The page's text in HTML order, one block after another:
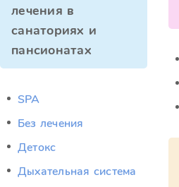
лечения в
санаториях и
пансионатах
SPA
Без лечения
Детокс
Дыхательная система